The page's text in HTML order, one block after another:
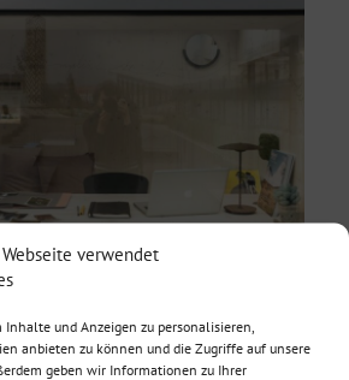
verwendet
und Anzeigen zu personalisieren,
anbieten zu können und die Zugriffe auf unsere
geben wir Informationen zu Ihrer